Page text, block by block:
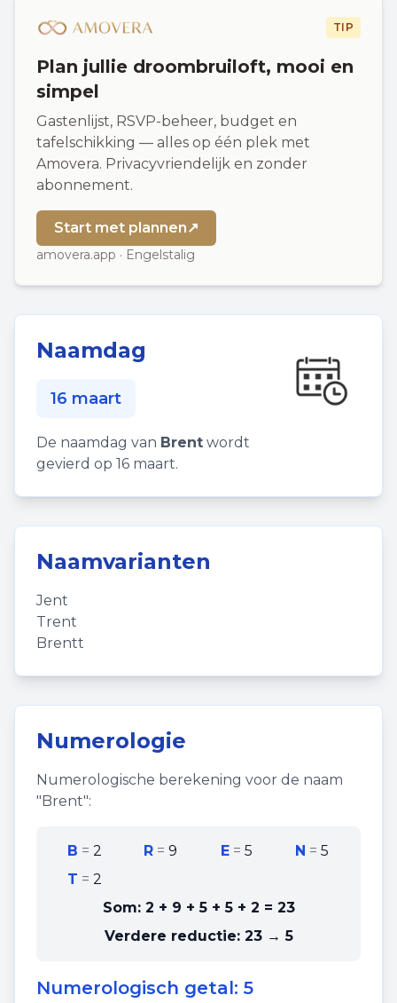
TIP
Plan jullie droombruiloft, mooi en
simpel
Gastenlijst, RSVP-beheer, budget en
tafelschikking — alles op één plek met
Amovera. Privacyvriendelijk en zonder
abonnement.
Start met plannen↗
amovera.app · Engelstalig
Naamdag
16 maart
De naamdag van Brent wordt
gevierd op 16 maart.
Naamvarianten
Jent
Trent
Brentt
Numerologie
Numerologische berekening voor de naam
"Brent":
B =2 R =9 E= 5 N =5
T =2
Som: 2 + 9 + 5 + 5 + 2 = 23
Verdere reductie: 23 → 5
Numerologisch getal: 5